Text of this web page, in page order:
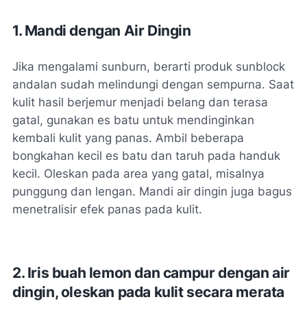
1. Mandi dengan Air Dingin
Jika mengalami sunburn, berarti produk sunblock
andalan sudah melindungi dengan sempurna. Saat
kulit hasil berjemur menjadi belang dan terasa
gatal, gunakan es batu untuk mendinginkan
kembali kulit yang panas. Ambil beberapa
bongkahan kecil es batu dan taruh pada handuk
kecil. Oleskan pada area yang gatal, misalnya
punggung dan lengan. Mandi air dingin juga bagus
menetralisir efek panas pada kulit.
2. Iris buah lemon dan campur dengan air
dingin, oleskan pada kulit secara merata